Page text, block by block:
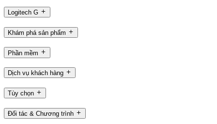
Logitech G
Khám phá sản phẩm
Phần mềm
Dịch vụ khách hàng
Tùy chọn
Đối tác & Chương trình